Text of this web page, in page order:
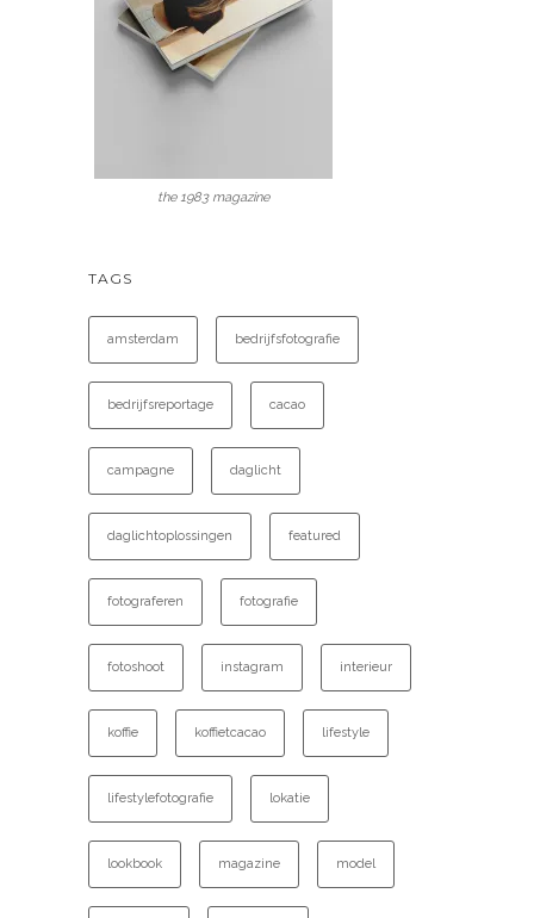
the 1983 magazine
TAGS
amsterdam bedrijfsfotografie
bedrijfsreportage cacao
campagne daglicht
daglichtoplossingen featured
fotograferen fotografie
fotoshoot instagram interieur
koffie koffietcacao lifestyle
lifestylefotografie lokatie
lookbook magazine model